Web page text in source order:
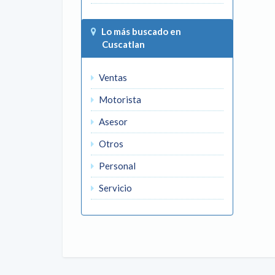
Lo más buscado en
Cuscatlan
Ventas
Motorista
Asesor
Otros
Personal
Servicio